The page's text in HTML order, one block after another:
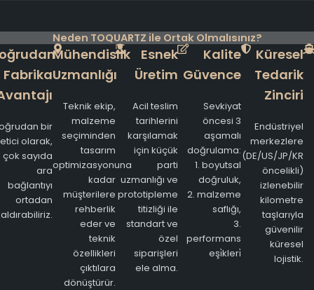
Neden TOQUARTZ ile Ortak Olmalısınız?
Fabrika
bir
olarak,
çok sayıda
ara
bağlantıyı
ortadan
Mühendislik
Uzmanlığı
Teknik ekip,
malzeme
seçiminden
tasarım
optimizasyonuna
kadar
müşterilere
rehberlik
eder ve
teknik
özellikleri
çıktılara
dönüştürür.
Esnek
Üretim
Acil teslim
tarihlerini
karşılamak
için küçük
parti
uzmanlığı ve
prototipleme
titizliği ile
standart ve
özel
siparişleri
ele alma.
Kalite
Güvence
Sevkiyat
öncesi 3
aşamalı
doğrulama:
1. boyutsal
doğruluk,
2. malzeme
saflığı,
3.
performans
eşi̇kleri̇
Küresel
Tedarik
Zinciri
Endüstriyel
merkezlere
(DE/US/JP/KR
öncelikli)
izlenebilir
kilometre
taşlarıyla
güvenilir
küresel
lojistik.